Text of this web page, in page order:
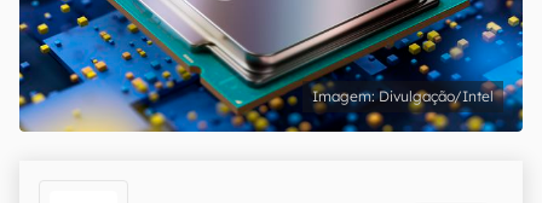
Divulgação/Intel